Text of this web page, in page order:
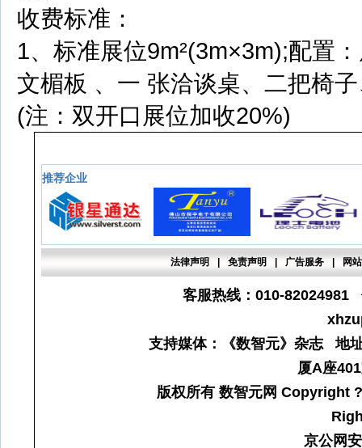
收费标准：
1、标准展位9m²(3m×3m);配置
文楣板 、一 张洽谈桌、二把椅
(注：双开口展位加收20%)
推荐企业
法律声明 免责声明 广告服务 网
客服热线：010-
支持媒体：《数智元》杂志 地
厦A座
版权所有 数智元网 Copyright
京公网